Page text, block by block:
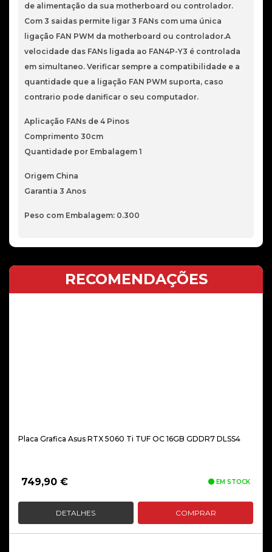
de alimentação da sua motherboard ou controlador.
Com 3 saidas permite ligar 3 FANs com uma única
ligação FAN PWM da motherboard ou controlador.A
velocidade das FANs ligada ao FAN4P-Y3 é controlada
em simultaneo. Verificar sempre a compatibilidade e a
quantidade que a ligação FAN PWM suporta, caso
contrario pode danificar o seu computador.
Aplicação FANs de 4 Pinos
Comprimento 30cm
Quantidade por Embalagem 1
Origem China
Garantia 3 Anos
Peso com Embalagem: 0.300
RECOMENDAÇÕES
Placa Grafica Asus RTX 5060 Ti TUF OC 16GB GDDR7 DLSS4
749,90 € EM STOCK
DETALHES COMPRAR